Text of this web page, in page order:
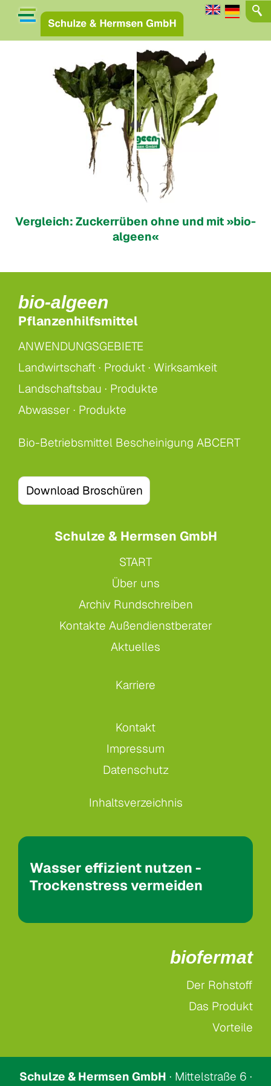
Vergleich: Zuckerrüben ohne und mit »bio-
algeen«
bio-algeen
Pflanzenhilfsmittel
ANWENDUNGSGEBIETE
Landwirtschaft · Produkt · Wirksamkeit
Landschaftsbau · Produkte
Abwasser · Produkte
Bio-Betriebsmittel Bescheinigung ABCERT
Download Broschüren
Schulze & Hermsen GmbH
START
Über uns
Archiv Rundschreiben
Kontakte Außendienstberater
Aktuelles
Karriere
Kontakt
Impressum
Datenschutz
Inhaltsverzeichnis
Wasser effizient nutzen -
Trockenstress vermeiden
biofermat
Der Rohstoff
Das Produkt
Vorteile
Schulze & Hermsen GmbH · Mittelstraße 6 ·